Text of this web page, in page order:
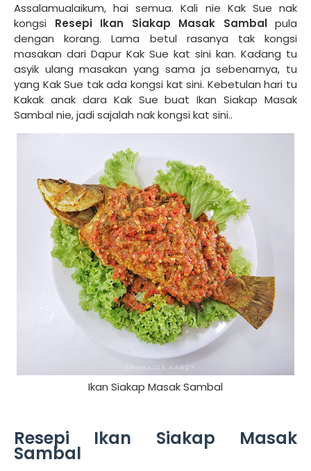
Assalamualaikum, hai semua. Kali nie Kak Sue nak
kongsi Resepi Ikan Siakap Masak Sambalpula
dengan korang. Lama betul rasanya tak kongsi
masakan dari Dapur Kak Sue kat sini kan. Kadang tu
asyik ulang masakan yang sama ja sebenarnya, tu
yang Kak Sue tak ada kongsi kat sini. Kebetulan hari tu
Kakak anak dara Kak Sue buat Ikan Siakap Masak
Sambal nie, jadi sajalah nak kongsi kat sini..
Ikan Siakap Masak Sambal
Resepi Ikan Siakap Masak
Sambal